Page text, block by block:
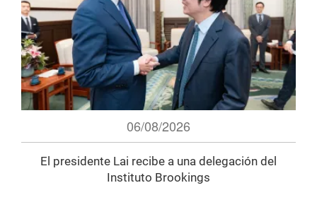
06/08/2026
El presidente Lai recibe a una delegación del
Instituto Brookings